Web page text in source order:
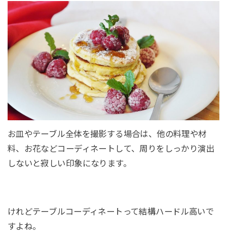
お皿やテーブル全体を撮影する場合は、他の料理や材
料、お花などコーディネートして、周りをしっかり演出
しないと寂しい印象になります。
けれどテーブルコーディネートって結構ハードル高いで
すよね。